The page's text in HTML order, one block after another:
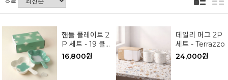
핸들 플레이트 2
P 세트 - 19 클로
버
16,800원
데일리 머그 2P
세트 - Terrazzo
24,000원